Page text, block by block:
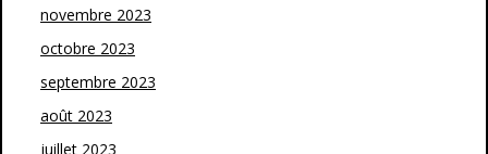
novembre 2023
octobre 2023
septembre 2023
août 2023
juillet 2023